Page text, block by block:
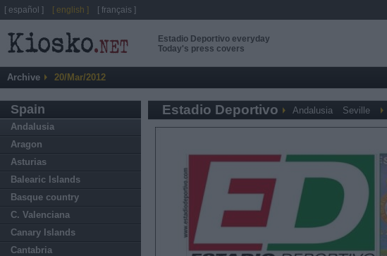
Estadio Deportivo everyday
Today's press covers
Archive 20/Mar/2012
Spain
Andalusia
Aragon
Asturias
Balearic Islands
Basque country
C. Valenciana
Canary Islands
Cantabria
Estadio Deportivo Andalusia Seville
[ español ] [ english ] [ français ]